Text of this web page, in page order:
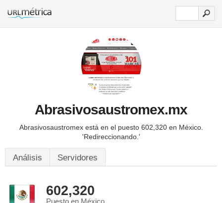
Abrasivosaustromex.mx
Abrasivosaustromex está en el puesto 602,320 en México.
'Redireccionando.'
Análisis Servidores
602,320